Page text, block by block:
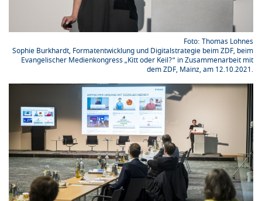
Thomas Lohnes
Sophie Burkhardt, Formatentwicklung und Digitalstrategie beim ZDF, beim
Evangelischer Medienkongress „Kitt oder Keil?“ in Zusammenarbeit mit
dem ZDF, Mainz, am 12.10.2021.